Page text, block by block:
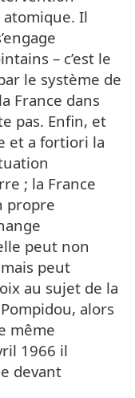
atomique. Il
– c’est le
le système de
France dans
pas. Enfin, et
et a fortiori la
; la France
propre
peut non
peut
au sujet de la
alors
même
1966 il
devant